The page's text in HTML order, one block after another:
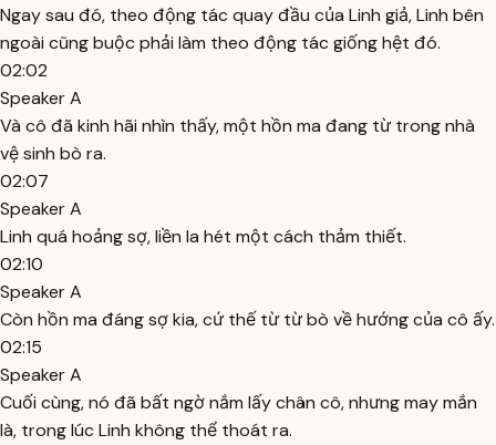
Ngay sau đó, theo động tác quay đầu của Linh giả, Linh bên
ngoài cũng buộc phải làm theo động tác giống hệt đó.
02:02
Speaker A
Và cô đã kinh hãi nhìn thấy, một hồn ma đang từ trong nhà
vệ sinh bò ra.
02:07
Speaker A
Linh quá hoảng sợ, liền la hét một cách thảm thiết.
02:10
Speaker A
Còn hồn ma đáng sợ kia, cứ thế từ từ bò về hướng của cô ấy.
02:15
Speaker A
Cuối cùng, nó đã bất ngờ nắm lấy chân cô, nhưng may mắn
là, trong lúc Linh không thể thoát ra.